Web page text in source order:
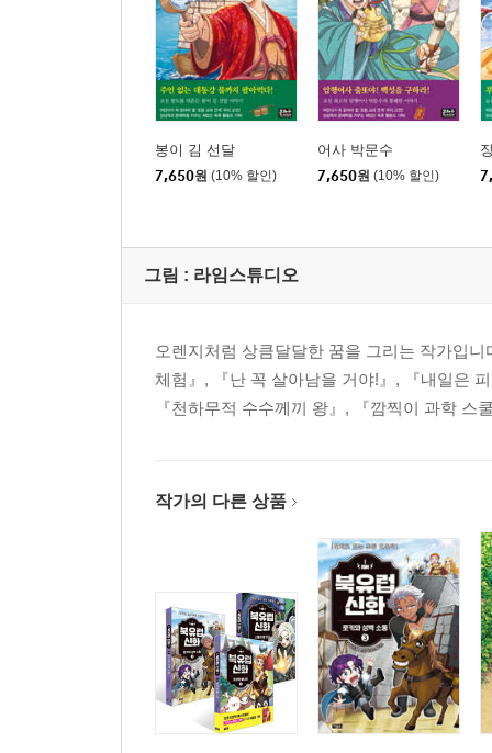
봉이 김 선달
7,650원 (10% 할인)
어사 박문수
7,650원 (10% 할인)
그림 : 라임스튜디오
오렌지처럼 상큼달달한 꿈을 그리는 작가입
체험』, 『난 꼭 살아남을 거야!』, 『내일은
『천하무적 수수께끼 왕』, 『깜찍이 과학 스
작가의 다른 상품